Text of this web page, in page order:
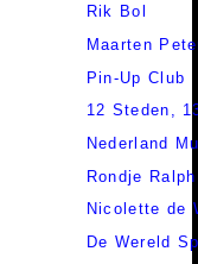
Rik Bol
Maarten
Pin-Up Club
12 Steden,
Nederland
Rondje Ralph
Nicolette de
De Wereld